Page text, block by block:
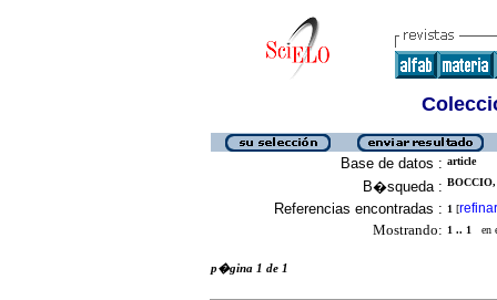
Base de datos : article
B�squeda :
Referencias encontradas : 1 [refinar
Mostrando: 1 .. 1 en
p�gina 1 de 1